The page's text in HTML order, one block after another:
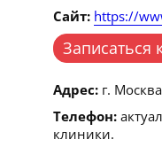
Сайт: https://
Записаться
Адрес: г.
Телефон:
клиники.